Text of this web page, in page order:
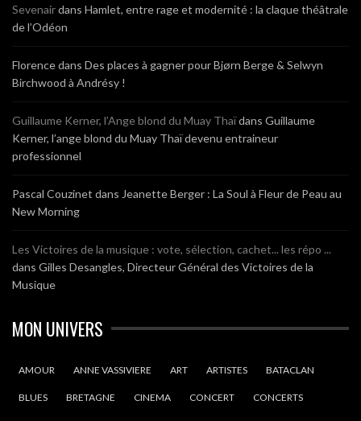
Sevenairdans Hamlet, entre rage et modernité : la claque théâtrale
de l’Odéon
Florencedans Des places à gagner pour Bjørn Berge & Selwyn
Birchwood à Andrésy !
Guillaume Kerner, l’Ange blond du Muay Thaïdans Guillaume
Kerner, l’ange blond du Muay Thaï devenu entraineur
professionnel
Pascal Couzinet dans Jeanette Berger : La Soul à Fleur de Peau au
New Morning
Les Victoires de la musique : vote, sélection, cachet... les répo ...
dans Gilles Desangles, Directeur Général des Victoires de la
Musique
MON UNIVERS
AMOUR ANNE VASSIVIERE ART ARTISTES BATACLAN
BLUES BRETAGNE CINEMA CONCERT CONCERTS